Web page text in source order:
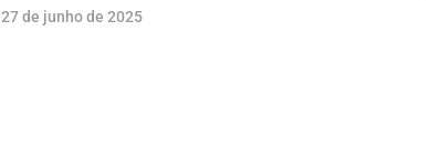
27 de junho de 2025